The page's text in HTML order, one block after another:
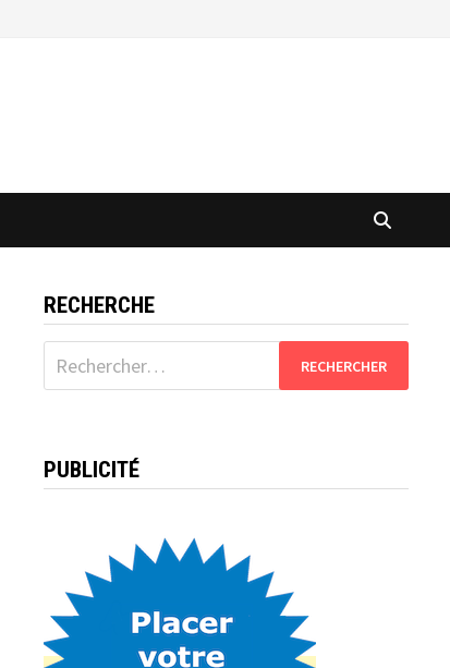
RECHERCHE
Rechercher :
PUBLICITÉ